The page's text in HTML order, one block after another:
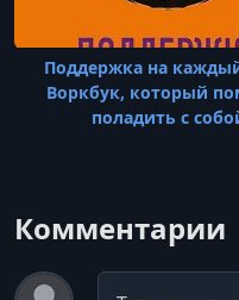
Поддержка на
Воркбук, который
поладить с
Комментарии
Комментарий